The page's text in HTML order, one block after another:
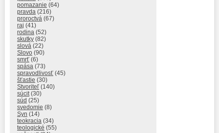
pomazanie (64)
pravda (216)
proroctvá (67)
raj (41)
rodina (52)
skutky (82)
slová (22)
Slovo (90)
smrť (6)
spása (73)
spravodlivosť (45)
šťastie (30)
Stvoriteľ (140)
súcit(30)
súd (25)
svedomie (8)
Syn (14)
teokracia (34)
teologické (55)